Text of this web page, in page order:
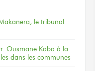
le tribunal
Ousmane Kaba à la
dans les communes